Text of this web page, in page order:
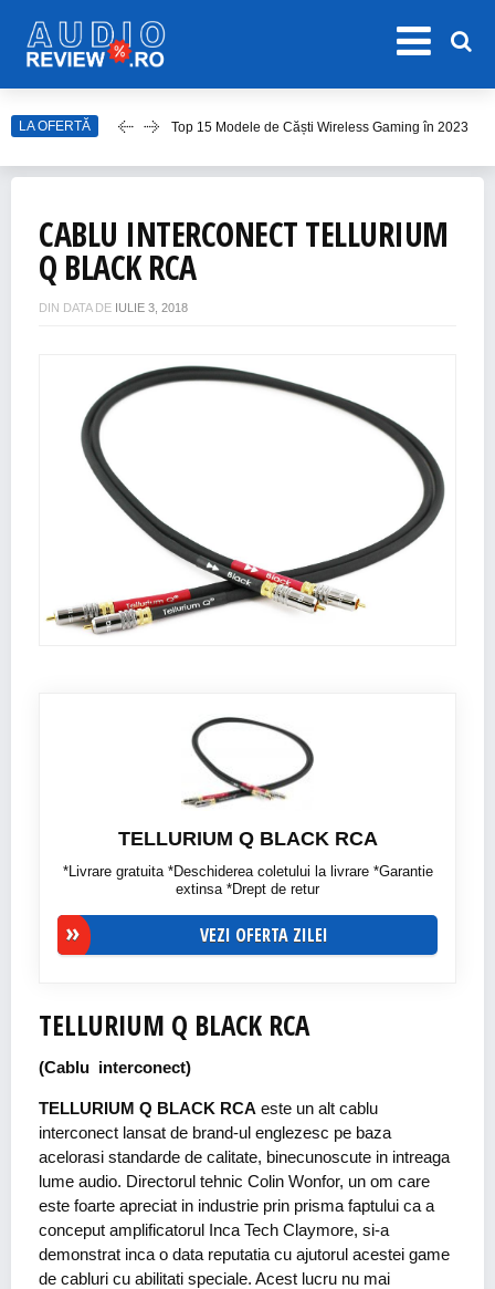
LA OFERTĂ Top 15 Modele de Căști Wireless Gaming în 2023
Top Căști Wireless Samsung în 2023
Top 15 Cele Mai Bune Boxe Portabile
CABLU INTERCONECT TELLURIUM
Q BLACK RCA
DIN DATA DE IULIE 3, 2018
TELLURIUM Q BLACK RCA
*Livrare gratuita *Deschiderea coletului la livrare *Garantie
extinsa *Drept de retur
VEZI OFERTA ZILEI
TELLURIUM Q BLACK RCA
(Cablu interconect)
TELLURIUM Q BLACK RCA este un alt cablu
interconect lansat de brand-ul englezesc pe baza
acelorasi standarde de calitate, binecunoscute in intreaga
lume audio. Directorul tehnic Colin Wonfor, un om care
este foarte apreciat in industrie prin prisma faptului ca a
conceput amplificatorul Inca Tech Claymore, si-a
demonstrat inca o data reputatia cu ajutorul acestei game
de cabluri cu abilitati speciale. Acest lucru nu mai